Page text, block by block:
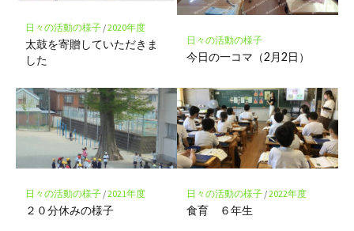
日々の活動の様子/2020年度
太鼓を寄贈していただきま
した
日々の活動の様子
今日の一コマ（2月2日）
日々の活動の様子/2021年度
２０分休みの様子
日々の活動の様子/2022年度
食育 ６年生